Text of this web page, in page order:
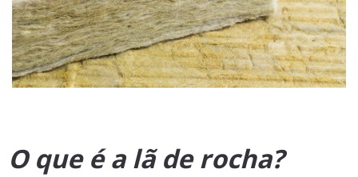
O que é a lã de rocha?